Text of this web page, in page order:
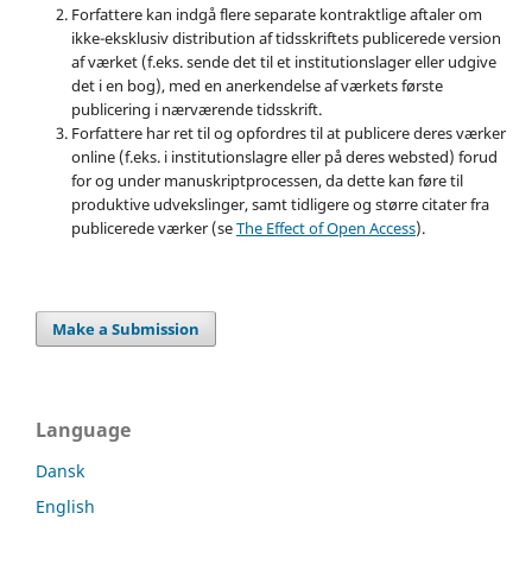
Forfattere kan indgå flere separate kontraktlige aftaler om
ikke-eksklusiv distribution af tidsskriftets publicerede version
af værket (f.eks. sende det til et institutionslager eller udgive
det i en bog), med en anerkendelse af værkets første
publicering i nærværende tidsskrift.
Forfattere har ret til og opfordres til at publicere deres værker
online (f.eks. i institutionslagre eller på deres websted) forud
for og under manuskriptprocessen, da dette kan føre til
produktive udvekslinger, samt tidligere og større citater fra
publicerede værker (seThe Effect of Open Access).
Make a Submission
Language
Dansk
English